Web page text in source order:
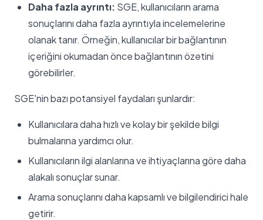
Daha fazla ayrıntı: SGE, kullanıcıların arama
sonuçlarını daha fazla ayrıntıyla incelemelerine
olanak tanır. Örneğin, kullanıcılar bir bağlantının
içeriğini okumadan önce bağlantının özetini
görebilirler.
SGE'nin bazı potansiyel faydaları şunlardır:
Kullanıcılara daha hızlı ve kolay bir şekilde bilgi
bulmalarına yardımcı olur.
Kullanıcıların ilgi alanlarına ve ihtiyaçlarına göre daha
alakalı sonuçlar sunar.
Arama sonuçlarını daha kapsamlı ve bilgilendirici hale
getirir.